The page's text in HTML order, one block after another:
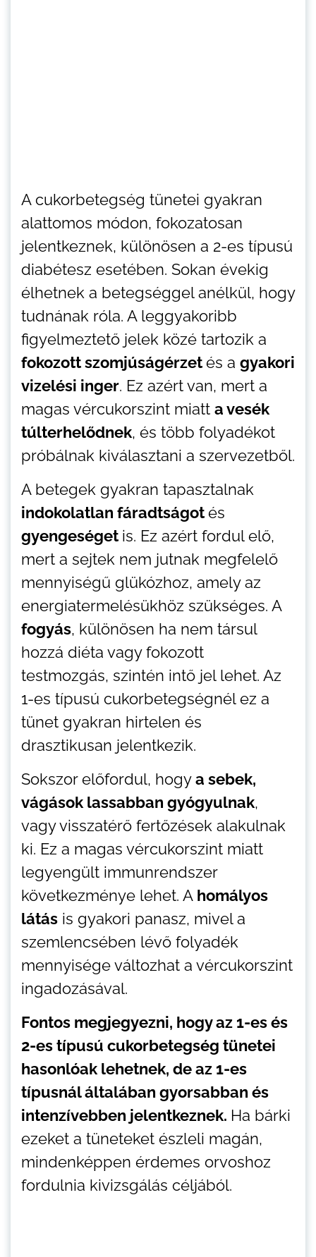
A cukorbetegség tünetei gyakran
alattomos módon, fokozatosan
jelentkeznek, különösen a 2-es típusú
diabétesz esetében. Sokan évekig
élhetnek a betegséggel anélkül, hogy
tudnának róla. A leggyakoribb
figyelmeztető jelek közé tartozik a
fokozott szomjúságérzetés a gyakori
vizelési inger. Ez azért van, mert a
magas vércukorszint miatt a vesék
túlterhelődnek, és több folyadékot
próbálnak kiválasztani a szervezetből.
A betegek gyakran tapasztalnak
indokolatlan fáradtságotés
gyengeséget is. Ez azért fordul elő,
mert a sejtek nem jutnak megfelelő
mennyiségű glükózhoz, amely az
energiatermelésükhöz szükséges. A
fogyás, különösen ha nem társul
hozzá diéta vagy fokozott
testmozgás, szintén intő jel lehet. Az
1-es típusú cukorbetegségnél ez a
tünet gyakran hirtelen és
drasztikusan jelentkezik.
Sokszor előfordul, hogya sebek,
vágások lassabban gyógyulnak,
vagy visszatérő fertőzések alakulnak
ki. Ez a magas vércukorszint miatt
legyengült immunrendszer
következménye lehet. A homályos
látás is gyakori panasz, mivel a
szemlencsében lévő folyadék
mennyisége változhat a vércukorszint
ingadozásával.
Fontos megjegyezni, hogy az 1-es és
2-es típusú cukorbetegség tünetei
hasonlóak lehetnek, de az 1-es
típusnál általában gyorsabban és
intenzívebben jelentkeznek. Ha bárki
ezeket a tüneteket észleli magán,
mindenképpen érdemes orvoshoz
fordulnia kivizsgálás céljából.